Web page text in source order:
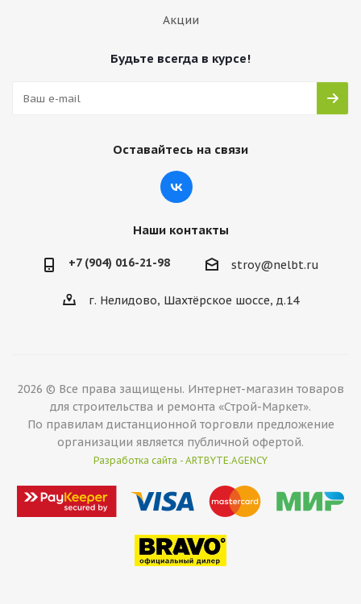
Акции
Будьте всегда в курсе!
Оставайтесь на связи
Наши контакты
+7 (904) 016-21-98 stroy@nelbt.ru
г. Нелидово, Шахтёрское шоссе, д.14
2026 © Все права защищены. Интернет-магазин товаров
для строительства и ремонта «Строй-Маркет».
По правилам дистанционной торговли предложение
организации является публичной офертой.
Разработка сайта - ARTBYTE.AGENCY